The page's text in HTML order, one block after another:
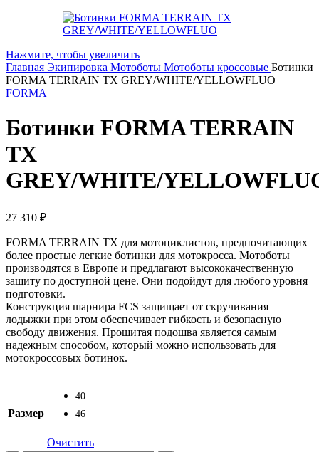
Нажмите, чтобы увеличить
Главная Экипировка Мотоботы Мотоботы кроссовые Ботинки
FORMA TERRAIN TX GREY/WHITE/YELLOWFLUO
FORMA
Ботинки FORMA TERRAIN
TX
GREY/WHITE/
27 310 ₽
FORMA TERRAIN TX для мотоциклистов, предпочитающих
более простые легкие ботинки для мотокросса. Мотоботы
производятся в Европе и предлагают высококачественную
защиту по доступной цене. Они подойдут для любого уровня
подготовки.
Конструкция шарнира FCS защищает от скручивания
лодыжки при этом обеспечивает гибкость и безопасную
свободу движения. Прошитая подошва является самым
надежным способом, который можно использовать для
мотокроссовых ботинок.
Размер
40
46
Очистить